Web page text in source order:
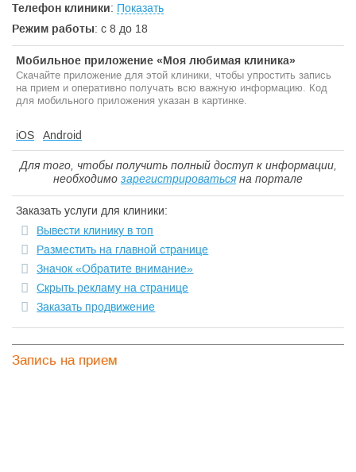
Телефон клиники: Показать
Режим работы: с 8 до 18
Мобильное приложение «Моя любимая клиника»
Скачайте приложение для этой клиники, чтобы упростить запись
на прием и оперативно получать всю важную информацию. Код
для мобильного приложения указан в картинке.
iOS Android
Для того, чтобы получить полный доступ к информации,
необходимо зарегистрироватьсяна портале
Заказать услуги для клиники:
Вывести клинику в топ
Разместить на главной странице
Значок «Обратите внимание»
Скрыть рекламу на странице
Заказать продвижение
Запись на прием